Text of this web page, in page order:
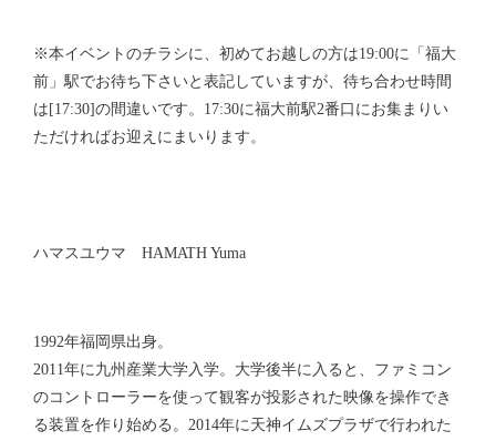
※本イベントのチラシに、初めてお越しの方は19:00に「福大
前」駅でお待ち下さいと表記していますが、待ち合わせ時間
は[17:30]の間違いです。17:30に福大前駅2番口にお集まりい
ただければお迎えにまいります。
ハマスユウマ HAMATH Yuma
1992年福岡県出身。
2011年に九州産業大学入学。大学後半に入ると、ファミコン
のコントローラーを使って観客が投影された映像を操作でき
る装置を作り始める。2014年に天神イムズプラザで行われた